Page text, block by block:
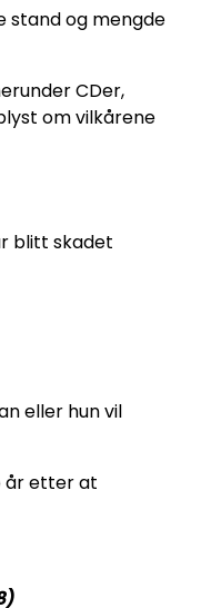
stand og mengde
CDer,
om vilkårene
blitt skadet
eller hun vil
år etter at